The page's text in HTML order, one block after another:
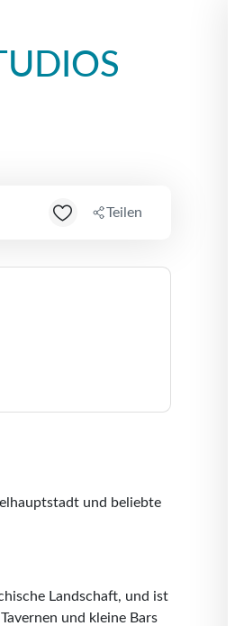
Teilen
und beliebte
Landschaft, und ist
und kleine Bars